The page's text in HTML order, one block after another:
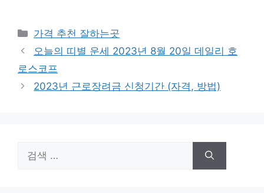
카
테
리
가격 추천 잘하는곳
오늘의 띠별 운세 2023년 8월 20일 데일리 호
로스코프
2023년 근로장려금 신청기간 (자격, 방법)
색: